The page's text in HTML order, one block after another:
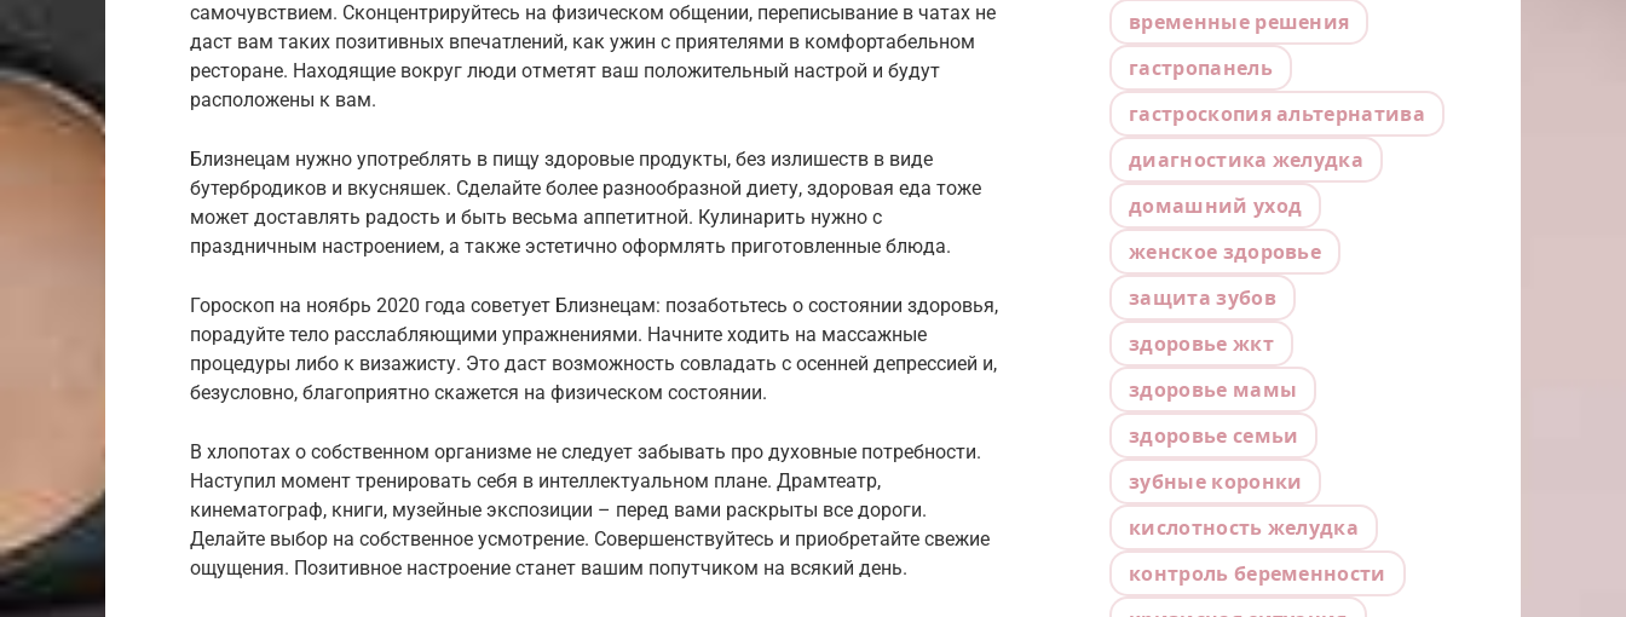
самочувствием. Сконцентрируйтесь на физическом общении, переписывание в чатах не
даст вам таких позитивных впечатлений, как ужин с приятелями в комфортабельном
ресторане. Находящие вокруг люди отметят ваш положительный настрой и будут
расположены к вам.
Близнецам нужно употреблять в пищу здоровые продукты, без излишеств в виде
бутербродиков и вкусняшек. Сделайте более разнообразной диету, здоровая еда тоже
может доставлять радость и быть весьма аппетитной. Кулинарить нужно с
праздничным настроением, а также эстетично оформлять приготовленные блюда.
Гороскоп на ноябрь 2020 года советует Близнецам: позаботьтесь о состоянии здоровья,
порадуйте тело расслабляющими упражнениями. Начните ходить на массажные
процедуры либо к визажисту. Это даст возможность совладать с осенней депрессией и,
безусловно, благоприятно скажется на физическом состоянии.
В хлопотах о собственном организме не следует забывать про духовные потребности.
Наступил момент тренировать себя в интеллектуальном плане. Драмтеатр,
кинематограф, книги, музейные экспозиции – перед вами раскрыты все дороги.
Делайте выбор на собственное усмотрение. Совершенствуйтесь и приобретайте свежие
ощущения. Позитивное настроение станет вашим попутчиком на всякий день.
временные решения
гастропанель
гастроскопия альтернатива
диагностика желудка
домашний уход
женское здоровье
защита зубов
здоровье жкт
здоровье мамы
здоровье семьи
зубные коронки
кислотность желудка
контроль беременности